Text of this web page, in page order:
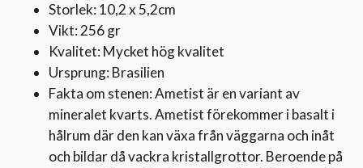
Storlek: 10,2 x 5,2cm
Vikt: 256 gr
Kvalitet: Mycket hög kvalitet
Ursprung: Brasilien
Fakta om stenen: Ametist är en variant av
mineralet kvarts. Ametist förekommer i basalt i
hålrum där den kan växa från väggarna och inåt
och bildar då vackra kristallgrottor. Beroende på